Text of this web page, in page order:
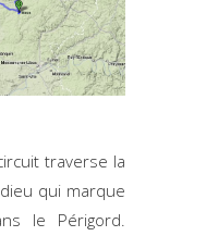
traverse la
qui marque
le Périgord.